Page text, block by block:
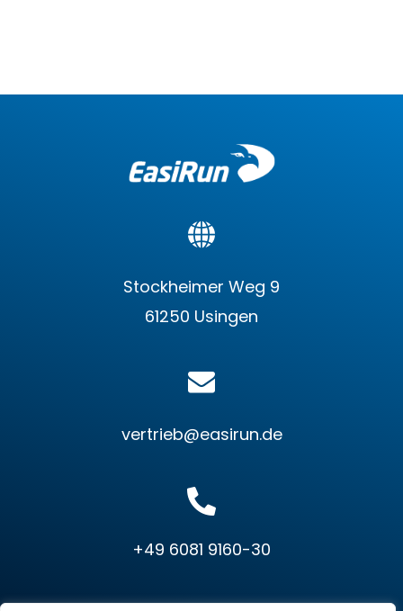
Stockheimer Weg 9
61250 Usingen
vertrieb@easirun.de
+49 6081 9160-30